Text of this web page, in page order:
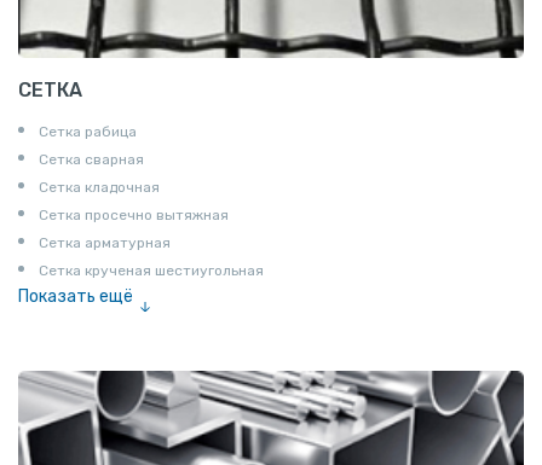
СЕТКА
Сетка рабица
Сетка сварная
Сетка кладочная
Сетка просечно вытяжная
Сетка арматурная
Сетка крученая шестиугольная
Показать ещё